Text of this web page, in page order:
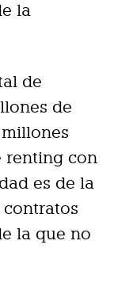
la
de
de
renting con
es de la
contratos
la que no